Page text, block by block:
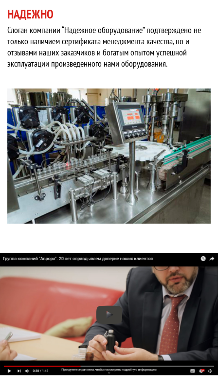
НАДЕЖНО
Слоган компании “Надежное оборудование” подтверждено не
только наличием сертификата менеджмента качества, но и
отзывами наших заказчиков и богатым опытом успешной
эксплуатации произведенного нами оборудования.